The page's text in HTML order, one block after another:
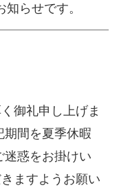
らせです。
御礼申し上げま
間を夏季休暇
迷惑をお掛けい
ますようお願い